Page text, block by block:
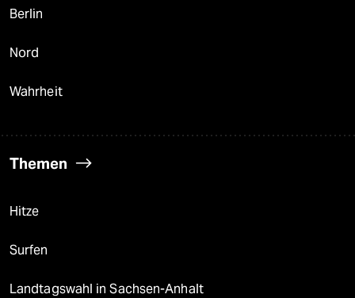
Berlin
Nord
Wahrheit
Themen
Hitze
Surfen
Landtagswahl in Sachsen-Anhalt